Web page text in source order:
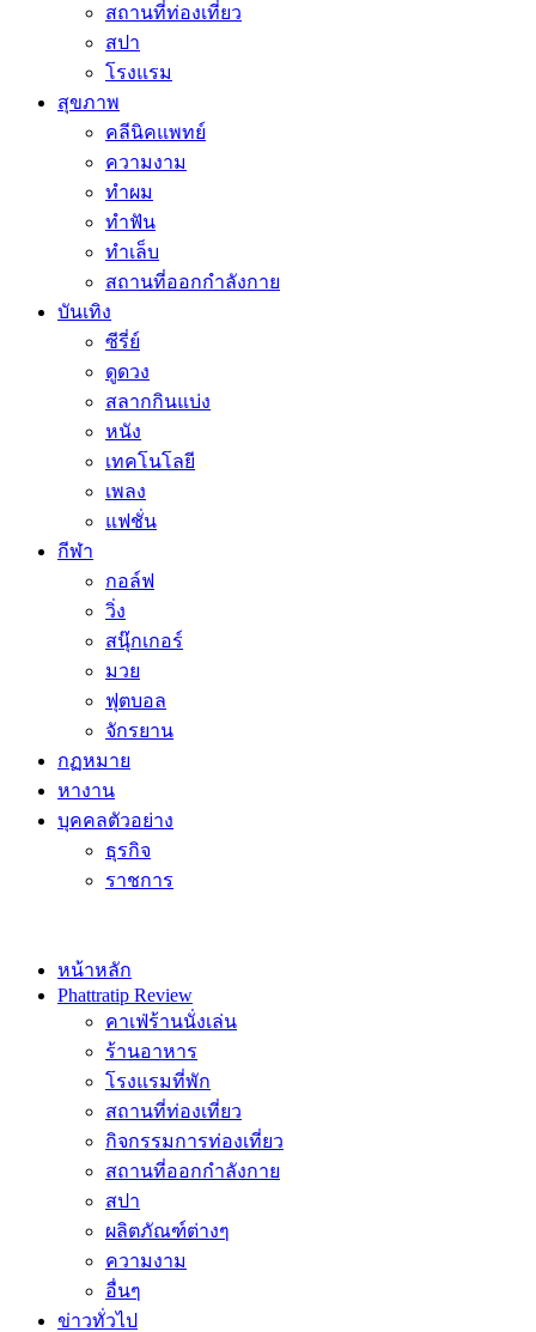
สถานที่ท่องเที่ยว
สปา
โรงแรม
สุขภาพ
คลีนิคแพทย์
ความงาม
ทำผม
ทำฟัน
ทำเล็บ
สถานที่ออกกำลังกาย
บันเทิง
ซีรี่ย์
ดูดวง
สลากกินแบ่ง
หนัง
เทคโนโลยี
เพลง
แฟชั่น
กีฬา
กอล์ฟ
วิ่ง
สนุ๊กเกอร์
มวย
ฟุตบอล
จักรยาน
กฏหมาย
หางาน
บุคคลตัวอย่าง
ธุรกิจ
ราชการ
หน้าหลัก
Phattratip Review
คาเฟ่ร้านนั่งเล่น
ร้านอาหาร
โรงแรมที่พัก
สถานที่ท่องเที่ยว
กิจกรรมการท่องเที่ยว
สถานที่ออกกำลังกาย
สปา
ผลิตภัณฑ์ต่างๆ
ความงาม
อื่นๆ
ข่าวทั่วไป